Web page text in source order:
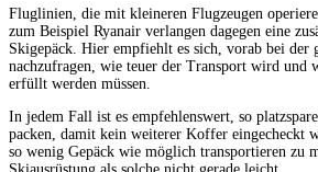
Fluglinien, die mit kleineren Flugzeugen
zum Beispiel Ryanair verlangen dagegen eine
Skigepäck. Hier empfiehlt es sich, vorab bei der
nachzufragen, wie teuer der Transport wird und
erfüllt werden müssen.
In jedem Fall ist es empfehlenswert, so
packen, damit kein weiterer Koffer eingecheckt
so wenig Gepäck wie möglich transportieren zu